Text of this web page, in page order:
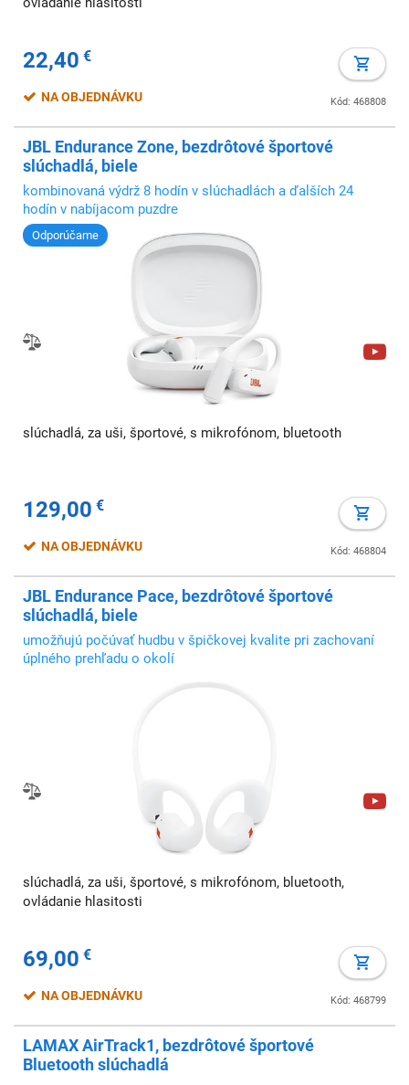
22,40 €
Kód: 468808
NA OBJEDNÁVKU
JBL Endurance Zone, bezdrôtové športové
slúchadlá, biele
kombinovaná výdrž 8 hodín v slúchadlách a ďalších 24
hodín v nabíjacom puzdre
Odporúčame
slúchadlá, za uši, športové, s mikrofónom, bluetooth
129,00 €
Kód: 468804
NA OBJEDNÁVKU
JBL Endurance Pace, bezdrôtové športové
slúchadlá, biele
umožňujú počúvať hudbu v špičkovej kvalite pri zachovaní
úplného prehľadu o okolí
slúchadlá, za uši, športové, s mikrofónom, bluetooth,
ovládanie hlasitosti
69,00 €
Kód: 468799
NA OBJEDNÁVKU
LAMAX AirTrack1, bezdrôtové športové
Bluetooth slúchadlá